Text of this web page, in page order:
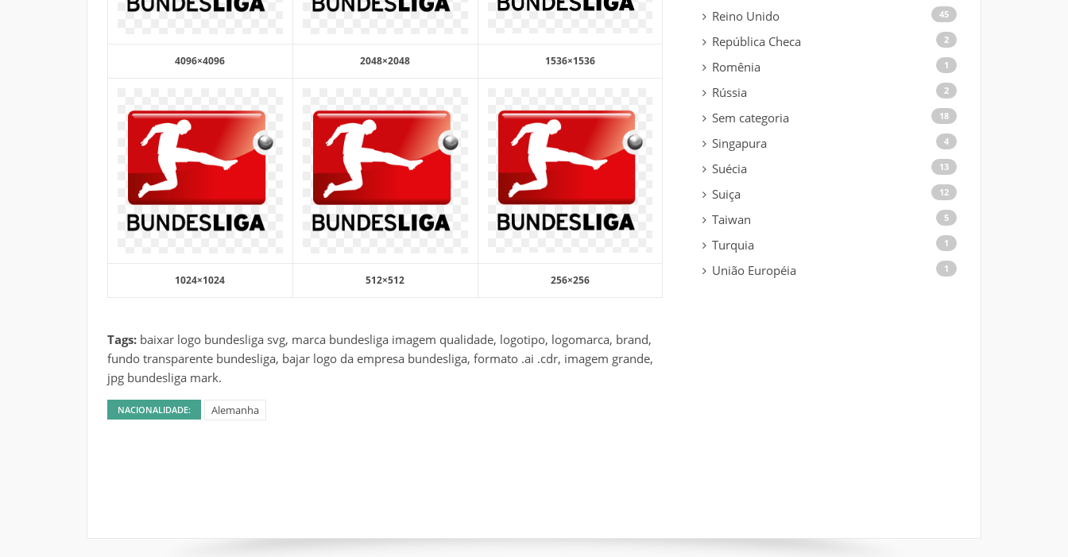
4096×4096 2048×2048 1536×1536
1024×1024 512×512 256×256
Tags: baixar logo bundesliga svg, marca bundesliga imagem qualidade, logotipo, logomarca, brand,
fundo transparente bundesliga, bajar logo da empresa bundesliga, formato .ai .cdr, imagem grande,
jpg bundesliga mark.
NACIONALIDADE: Alemanha
Reino Unido 45
República Checa 2
Romênia 1
Rússia 2
Sem categoria 18
Singapura 4
Suécia 13
Suiça 12
Taiwan 5
Turquia 1
União Européia 1